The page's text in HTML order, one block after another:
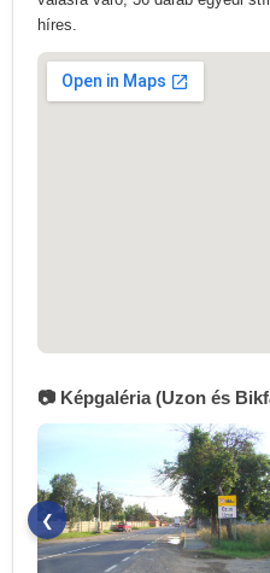
híres.
📷 Képgaléria (Uzon és
❮